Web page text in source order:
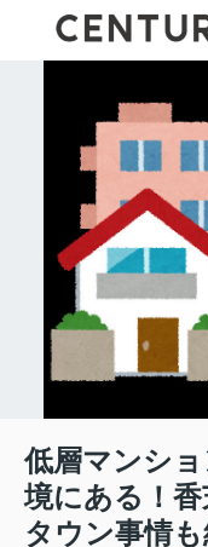
低層マンシ
境にある！
タウン事情